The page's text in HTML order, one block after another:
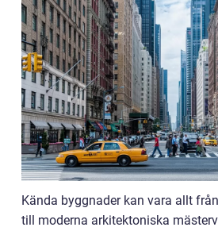
Kända byggnader kan vara allt
till moderna arkitektoniska